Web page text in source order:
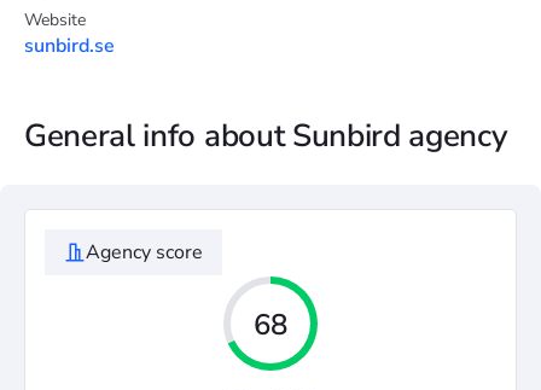
Website
sunbird.se
General info about Sunbird agency
Agency score
68